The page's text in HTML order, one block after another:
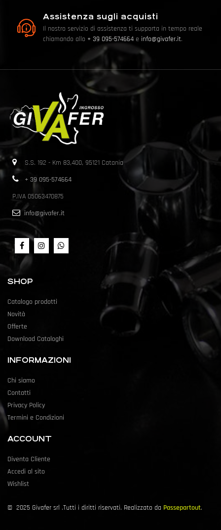
Assistenza sugli acquisti
Il nostro servizio di assistenza ti supporta in tempo reale
chiamando allo + 39 095-574664 e info@givafer.it.
S.S. 192 - Km 83,400, 95121 Catania
+ 39 095-574664
P.IVA 05063470875
info@givafer.it
SHOP
Catalogo prodotti
Novità
Offerte
Download Cataloghi
INFORMAZIONI
Chi siamo
Contatti
Privacy Policy
Termini e Condizioni
ACCOUNT
Diventa Cliente
Accedi al sito
Wishlist
© 2025 Givafer srl .Tutti i diritti riservati. Realizzato da Passepartout.